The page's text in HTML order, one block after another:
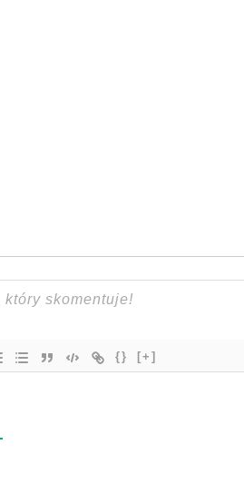
{} [+]